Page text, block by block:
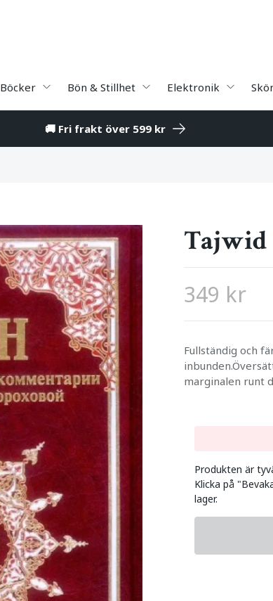
Böcker Bön & Stillhet Elektronik
🚚 Fri frakt över 599 kr
Tajwid
349 kr
Fullständig och
marginalen runt
Produkten är
Klicka på
lager.